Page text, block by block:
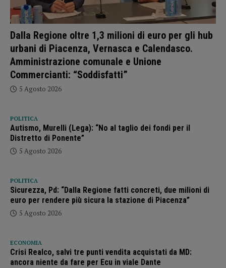
Dalla Regione oltre 1,3 milioni di euro per gli hub
urbani di Piacenza, Vernasca e Calendasco.
Amministrazione comunale e Unione
Commercianti: “Soddisfatti”
5 Agosto 2026
POLITICA
Autismo, Murelli (Lega): “No al taglio dei fondi per il
Distretto di Ponente”
5 Agosto 2026
POLITICA
Sicurezza, Pd: “Dalla Regione fatti concreti, due milioni di
euro per rendere più sicura la stazione di Piacenza”
5 Agosto 2026
ECONOMIA
Crisi Realco, salvi tre punti vendita acquistati da MD:
ancora niente da fare per Ecu in viale Dante